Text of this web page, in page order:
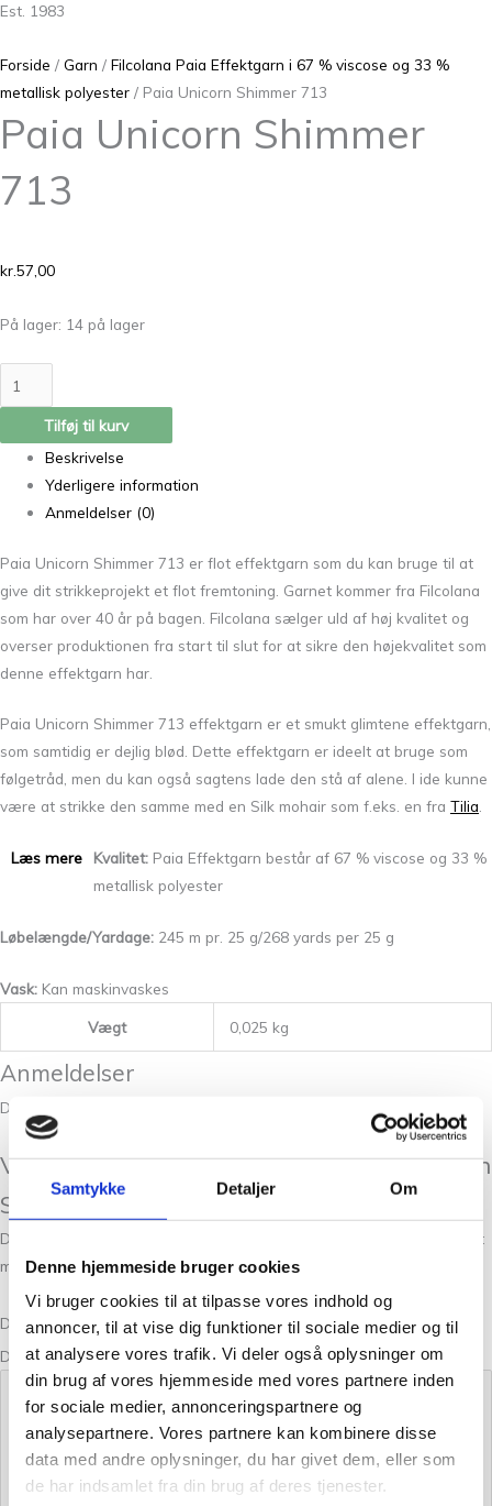
Samtykke Detaljer Om
Denne hjemmeside bruger cookies
Vi bruger cookies til at tilpasse vores indhold og
annoncer, til at vise dig funktioner til sociale medier og til
at analysere vores trafik. Vi deler også oplysninger om
din brug af vores hjemmeside med vores partnere inden
for sociale medier, annonceringspartnere og
analysepartnere. Vores partnere kan kombinere disse
data med andre oplysninger, du har givet dem, eller som
de har indsamlet fra din brug af deres tjenester.
Est. 1983
Forside / Garn / Filcolana Paia Effektgarn i 67 % viscose og 33 %
metallisk polyester / Paia Unicorn Shimmer 713
Paia Unicorn Shimmer
713
kr.57,00
På lager: 14 på lager
Tilføj til kurv
Beskrivelse
Yderligere information
Anmeldelser (0)
Paia Unicorn Shimmer 713 er flot effektgarn som du kan bruge til at
give dit strikkeprojekt et flot fremtoning. Garnet kommer fra Filcolana
som har over 40 år på bagen. Filcolana sælger uld af høj kvalitet og
overser produktionen fra start til slut for at sikre den højekvalitet som
denne effektgarn har.
Paia Unicorn Shimmer 713 effektgarn er et smukt glimtene effektgarn,
som samtidig er dejlig blød. Dette effektgarn er ideelt at bruge som
følgetråd, men du kan også sagtens lade den stå af alene. I ide kunne
være at strikke den samme med en Silk mohair som f.eks. en fra Tilia
Læs mere Kvalitet: Paia Effektgarn består af 67 % viscose og 33 %
metallisk polyester
Løbelængde/Yardage: 245 m pr. 25 g/268 yards per 25 g
Vask: Kan maskinvaskes
Vægt 0,025 kg
Anmeldelser
Der er endnu ikke nogle anmeldelser.
Vær den første til at anmelde “Paia Unicorn
Shimmer 713”
Din e-mailadresse vil ikke blive publiceret.
Krævede felter er markeret
med*
Din bedømmelse
Din anmeldelse*